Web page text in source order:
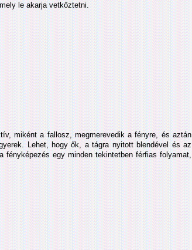
le akarja vetkőztetni.
miként a fallosz, megmerevedik a fényre, és aztán
Lehet, hogy ők, a tágra nyitott blendével és az
egy minden tekintetben férfias folyamat,